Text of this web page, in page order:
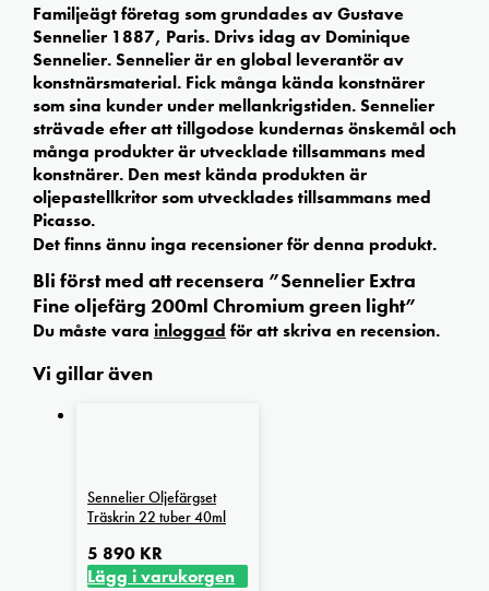
Familjeägt företag som grundades av Gustave
Sennelier 1887, Paris. Drivs idag av Dominique
Sennelier. Sennelier är en global leverantör av
konstnärsmaterial. Fick många kända konstnärer
som sina kunder under mellankrigstiden. Sennelier
strävade efter att tillgodose kundernas önskemål och
många produkter är utvecklade tillsammans med
konstnärer. Den mest kända produkten är
oljepastellkritor som utvecklades tillsammans med
Picasso.
Det finns ännu inga recensioner för denna produkt.
Bli först med att recensera ”Sennelier Extra
Fine oljefärg 200ml Chromium green light”
Du måste vara inloggad för att skriva en recension.
Vi gillar även
Sennelier Oljefärgset
Träskrin 22 tuber 40ml
5 890 KR
Lägg i varukorgen